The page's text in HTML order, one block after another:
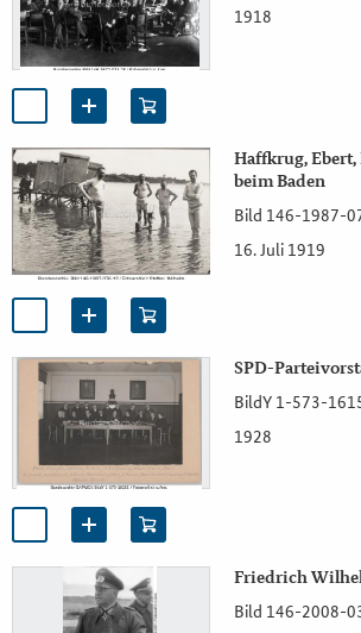
1918
Haffkrug, Ebert,
beim Baden
Bild 146-1987-
16. Juli 1919
SPD-
BildY 1-573-
1928
Friedrich
Bild 146-2008-